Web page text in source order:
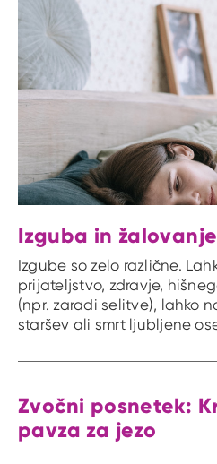
Izguba in žalovanje
Izgube so zelo različne.
prijateljstvo, zdravje,
(npr. zaradi selitve), lahko
staršev ali smrt ljubljene
Zvočni posnetek:
pavza za jezo